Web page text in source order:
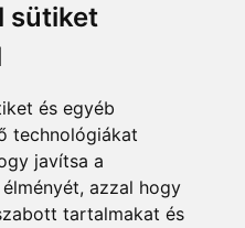
sütiket
és egyéb
technológiákat
javítsa a
azzal hogy
tartalmakat és